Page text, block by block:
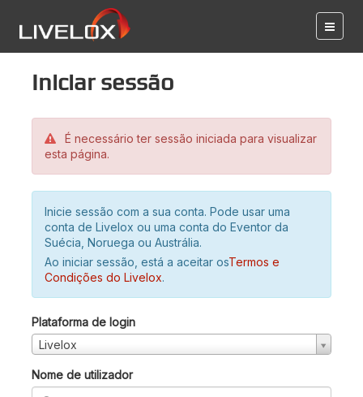
Iniciar sessão
É necessário ter sessão iniciada para visualizar
esta página.
Inicie sessão com a sua conta. Pode usar uma
conta de Livelox ou uma conta do Eventor da
Suécia, Noruega ou Austrália.
Ao iniciar sessão, está a aceitar osTermos e
Condições do Livelox.
Plataforma de login
Livelox
Nome de utilizador